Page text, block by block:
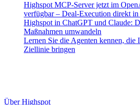
Highspot MCP-Server jetzt im
verfügbar – Deal-Execution direkt
Highspot in ChatGPT und Claude:
Maßnahmen umwandeln
Lernen Sie die Agenten kennen, die
Ziellinie bringen
Über Highspot